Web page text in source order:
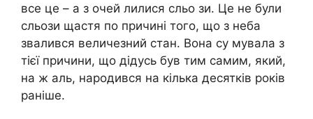
все це – а з очей лилися сльо зи. Це не були
сльози щастя по причині того, що з неба
звалився величезний стан. Вона су мувала з
тієї причини, що дідусь був тим самим, який,
на ж аль, народився на кілька десятків років
раніше.